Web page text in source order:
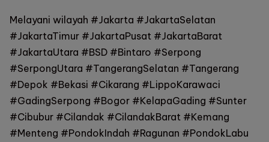
Melayani wilayah #Jakarta #JakartaSelatan
#JakartaTimur #JakartaPusat #JakartaBarat
#JakartaUtara #BSD #Bintaro #Serpong
#SerpongUtara #TangerangSelatan #Tangerang
#Depok #Bekasi #Cikarang #LippoKarawaci
#GadingSerpong #Bogor #KelapaGading #Sunter
#Cibubur #Cilandak #CilandakBarat #Kemang
#Menteng #PondokIndah #Ragunan #PondokLabu